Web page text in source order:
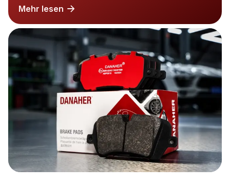
Mehr lesen